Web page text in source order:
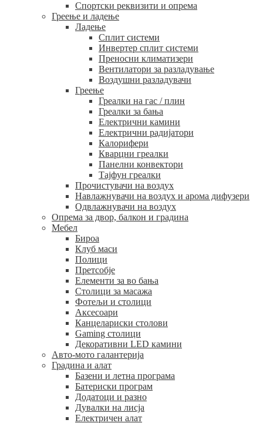
Спортски реквизити и опрема
Греење и ладење
Ладење
Сплит системи
Инвертер сплит системи
Преносни климатизери
Вентилатори за разладување
Воздушни разладувачи
Греење
Греалки на гас / плин
Греалки за бања
Електрични камини
Електрични радијатори
Калорифери
Кварцни греалки
Панелни конвектори
Тајфун греалки
Прочистувачи на воздух
Навлажнувачи на воздух и арома дифузери
Одвлажнувачи на воздух
Опрема за двор, балкон и градина
Мебел
Бироа
Клуб маси
Полици
Претсобје
Елементи за во бања
Столици за масажа
Фотељи и столици
Аксесоари
Канцелариски столови
Gaming столици
Декоративни LED камини
Авто-мото галантерија
Градина и алат
Базени и летна програма
Батериски програм
Додатоци и разно
Дувалки на лисја
Електричен алат